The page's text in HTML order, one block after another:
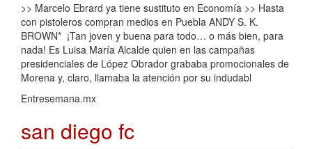
>> Marcelo Ebrard ya tiene sustituto en Economía >> Hasta
con pistoleros compran medios en Puebla ANDY S. K.
BROWN* ¡Tan joven y buena para todo… o más bien, para
nada! Es Luisa María Alcalde quien en las campañas
presidenciales de López Obrador grababa promocionales de
Morena y, claro, llamaba la atención por su indudabl
Entresemana.mx
san diego fc